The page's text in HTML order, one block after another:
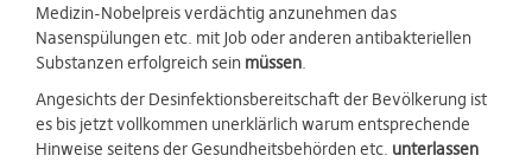
Medizin-Nobelpreis verdächtig anzunehmen das
Nasenspülungen etc. mit Job oder anderen antibakteriellen
Substanzen erfolgreich sein müssen.
Angesichts der Desinfektionsbereitschaft der Bevölkerung ist
es bis jetzt vollkommen unerklärlich warum entsprechende
Hinweise seitens der Gesundheitsbehörden etc. unterlassen